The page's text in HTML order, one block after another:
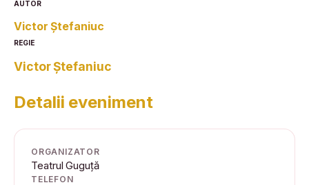
AUTOR
Victor Ștefaniuc
REGIE
Victor Ștefaniuc
Detalii eveniment
ORGANIZATOR
Teatrul Guguță
TELEFON